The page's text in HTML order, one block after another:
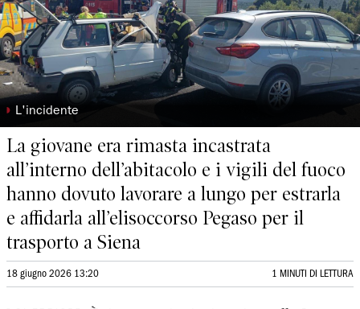
◗ L'incidente
La giovane era rimasta incastrata
all’interno dell’abitacolo e i vigili del fuoco
hanno dovuto lavorare a lungo per estrarla
e affidarla all’elisoccorso Pegaso per il
trasporto a Siena
18 giugno 2026 13:20 1 MINUTI DI LETTURA